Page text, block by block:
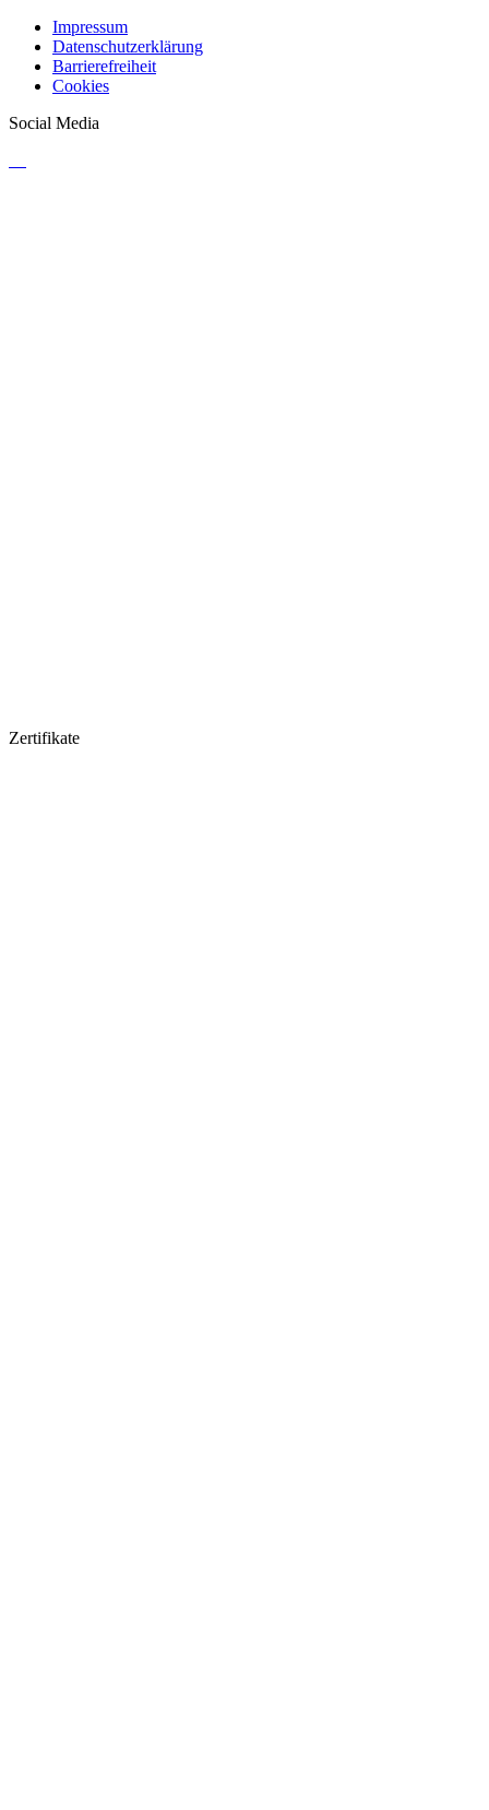
Impressum
Datenschutzerklärung
Barrierefreiheit
Cookies
Social Media
Zertifikate